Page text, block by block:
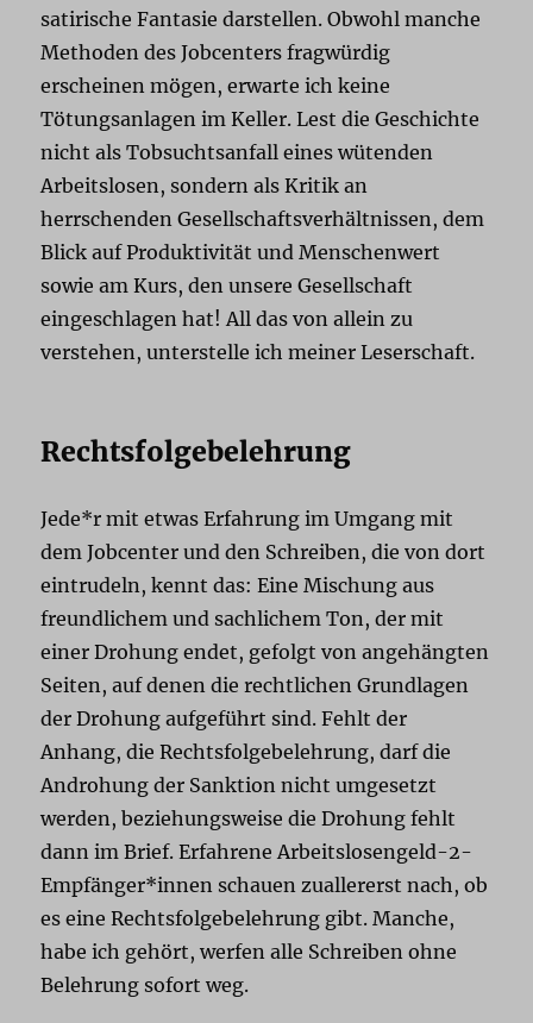
satirische Fantasie darstellen. Obwohl manche
Methoden des Jobcenters fragwürdig
erscheinen mögen, erwarte ich keine
Tötungsanlagen im Keller. Lest die Geschichte
nicht als Tobsuchtsanfall eines wütenden
Arbeitslosen, sondern als Kritik an
herrschenden Gesellschaftsverhältnissen, dem
Blick auf Produktivität und Menschenwert
sowie am Kurs, den unsere Gesellschaft
eingeschlagen hat! All das von allein zu
verstehen, unterstelle ich meiner Leserschaft.
Rechtsfolgebelehrung
Jede*r mit etwas Erfahrung im Umgang mit
dem Jobcenter und den Schreiben, die von dort
eintrudeln, kennt das: Eine Mischung aus
freundlichem und sachlichem Ton, der mit
einer Drohung endet, gefolgt von angehängten
Seiten, auf denen die rechtlichen Grundlagen
der Drohung aufgeführt sind. Fehlt der
Anhang, die Rechtsfolgebelehrung, darf die
Androhung der Sanktion nicht umgesetzt
werden, beziehungsweise die Drohung fehlt
dann im Brief. Erfahrene Arbeitslosengeld-2-
Empfänger*innen schauen zuallererst nach, ob
es eine Rechtsfolgebelehrung gibt. Manche,
habe ich gehört, werfen alle Schreiben ohne
Belehrung sofort weg.